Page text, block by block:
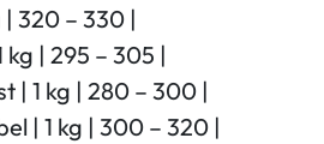
| 320 – 330 |
kg | 295 – 305 |
| 1 kg | 280 – 300 |
| 1 kg | 300 – 320 |